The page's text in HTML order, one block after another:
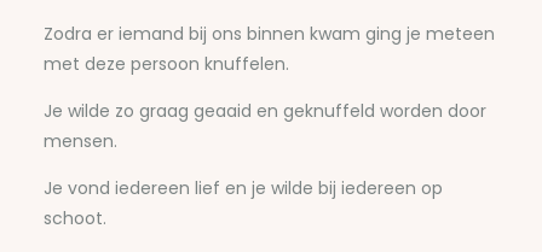
Zodra er iemand bij ons binnen kwam ging je meteen
met deze persoon knuffelen.
Je wilde zo graag geaaid en geknuffeld worden door
mensen.
Je vond iedereen lief en je wilde bij iedereen op
schoot.